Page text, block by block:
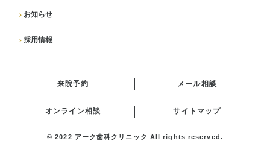
お知らせ
採用情報
来院予約 メール相談
オンライン相談 サイトマップ
© 2022 アーク歯科クリニック All rights reserved.